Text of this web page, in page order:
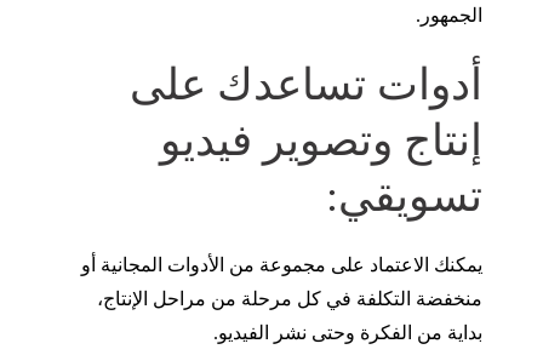
الجمهور.
أدوات تساعدك على
إنتاج وتصوير فيديو
تسويقي:
يمكنك الاعتماد على مجموعة من الأدوات المجانية أو
منخفضة التكلفة في كل مرحلة من مراحل الإنتاج،
بداية من الفكرة وحتى نشر الفيديو.